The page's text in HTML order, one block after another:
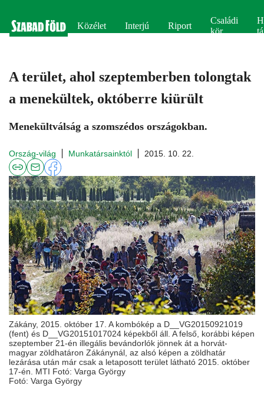
Közélet Interjú Riport
Családi
kör
A terület, ahol szeptemberben tolongtak
a menekültek, októberre kiürült
Menekültválság a szomszédos országokban.
Ország-világ Munkatársainktól 2015. 10. 22.
Zákány, 2015. október 17. A kombókép a D__VG20150921019
(fent) és D__VG20151017024 képekből áll. A felső, korábbi képen
szeptember 21-én illegális bevándorlók jönnek át a horvát-
magyar zöldhatáron Zákánynál, az alsó képen a zöldhatár
lezárása után már csak a letaposott terület látható 2015. október
17-én. MTI Fotó: Varga György
Fotó: Varga György